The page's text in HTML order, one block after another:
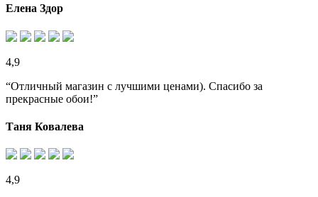
Елена Здор
4,9
“Отличный магазин с лучшими ценами). Спасибо за
прекрасные обои!”
Таня Ковалева
4,9